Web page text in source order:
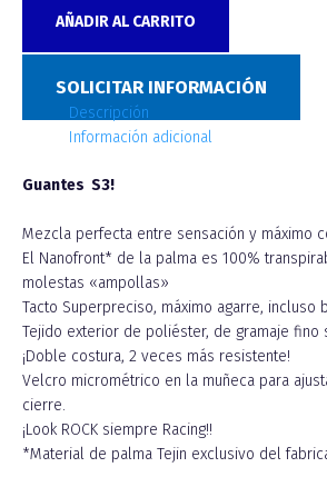
AÑADIR AL CARRITO
SOLICITAR INFORMACIÓN
Descripción
Información adicional
Guantes S3!
Mezcla perfecta entre sensación y máximo
El Nanofront* de la palma es 100%
molestas «ampollas»
Tacto Superpreciso, máximo agarre, incluso
Tejido exterior de poliéster, de gramaje fino
¡Doble costura, 2 veces más resistente!
Velcro micrométrico en la muñeca para
cierre.
¡Look ROCK siempre Racing!!
*Material de palma Tejin exclusivo del